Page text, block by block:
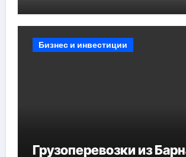
Бизнес и инвестиции
Грузоперевозки из